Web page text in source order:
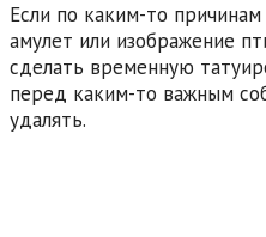
Если по каким-то
амулет или изображение
сделать временную
перед каким-то важным
удалять.